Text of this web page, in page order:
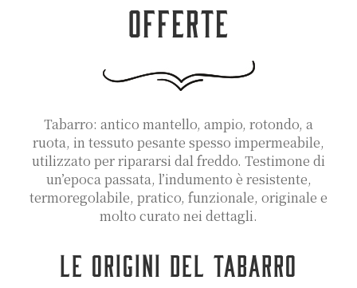
OFFERTE
Tabarro: antico mantello, ampio, rotondo, a
ruota, in tessuto pesante spesso impermeabile,
utilizzato per ripararsi dal freddo. Testimone di
un’epoca passata, l’indumento è resistente,
termoregolabile, pratico, funzionale, originale e
molto curato nei dettagli.
LE ORIGINI DEL TABARRO